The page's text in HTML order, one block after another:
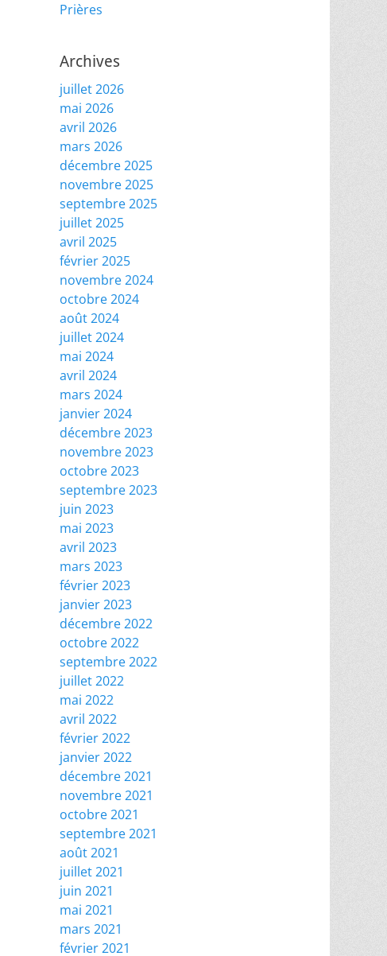
Prières
Archives
juillet 2026
mai 2026
avril 2026
mars 2026
décembre 2025
novembre 2025
septembre 2025
juillet 2025
avril 2025
février 2025
novembre 2024
octobre 2024
août 2024
juillet 2024
mai 2024
avril 2024
mars 2024
janvier 2024
décembre 2023
novembre 2023
octobre 2023
septembre 2023
juin 2023
mai 2023
avril 2023
mars 2023
février 2023
janvier 2023
décembre 2022
octobre 2022
septembre 2022
juillet 2022
mai 2022
avril 2022
février 2022
janvier 2022
décembre 2021
novembre 2021
octobre 2021
septembre 2021
août 2021
juillet 2021
juin 2021
mai 2021
mars 2021
février 2021